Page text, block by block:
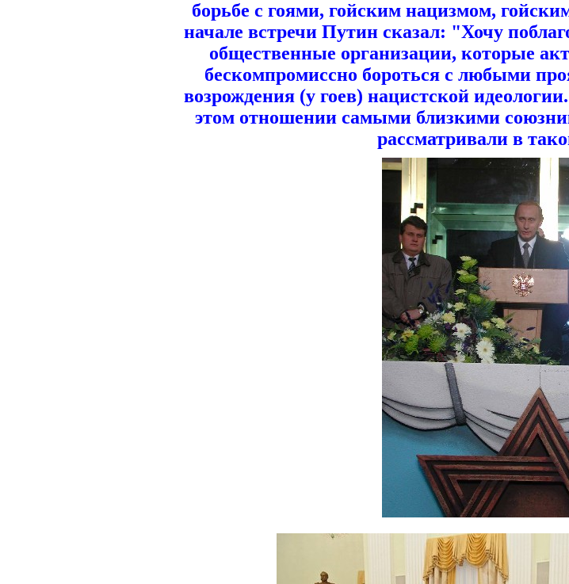
борьбе с гоями, гойским нацизмом,
начале встречи Путин сказал: "Хочу
общественные организации, которые
бескомпромиссно бороться с любыми
возрождения (у гоев) нацистской
этом отношении самыми близкими
рассматривали в